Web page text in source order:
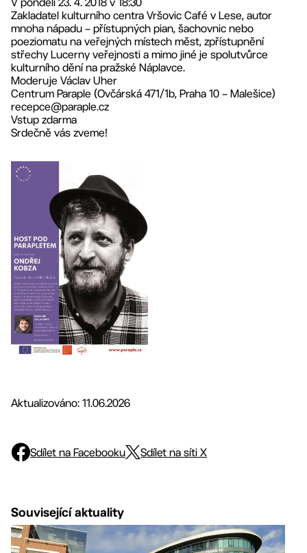
Zakladatel kulturního centra Vršovic Café v Lese, autor
mnoha nápadu – přístupných pian, šachovnic nebo
poeziomatu na veřejných místech měst, zpřístupnění
střechy Lucerny veřejnosti a mimo jiné je spolutvůrce
kulturního dění na pražské Náplavce.
Moderuje Václav Uher
Centrum Paraple (Ovčárská 471/1b, Praha 10 – Malešice)
recepce@paraple.cz
Vstup zdarma
Srdečně vás zveme!
Aktualizováno: 11.06.2026
Sdílet na Facebooku Sdílet na síti X
Související aktuality